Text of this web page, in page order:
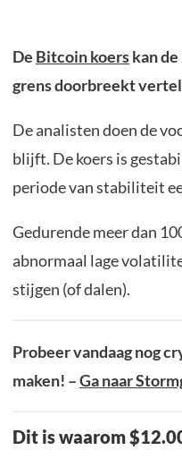
De Bitcoin koerskan
grens doorbreekt
De analisten doen de
blijft. De koers is
periode van stabiliteit
Gedurende meer dan
abnormaal lage
stijgen (of dalen).
Probeer vandaag nog
maken! –Ga naar
Dit is waarom